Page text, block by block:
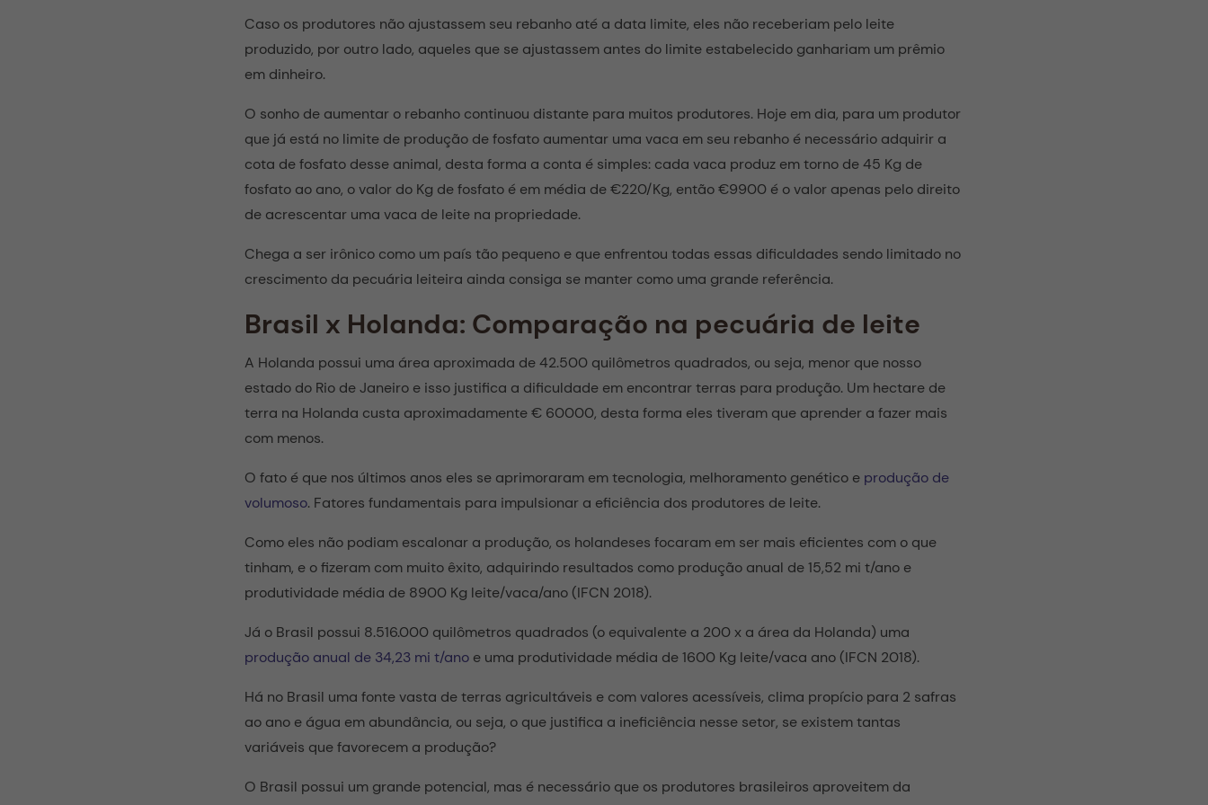
Caso os produtores não ajustassem seu rebanho até a data limite, eles não receberiam pelo leite
produzido, por outro lado, aqueles que se ajustassem antes do limite estabelecido ganhariam um prêmio
em dinheiro.
O sonho de aumentar o rebanho continuou distante para muitos produtores. Hoje em dia, para um produtor
que já está no limite de produção de fosfato aumentar uma vaca em seu rebanho é necessário adquirir a
cota de fosfato desse animal, desta forma a conta é simples: cada vaca produz em torno de 45 Kg de
fosfato ao ano, o valor do Kg de fosfato é em média de €220/Kg, então €9900 é o valor apenas pelo direito
de acrescentar uma vaca de leite na propriedade.
Chega a ser irônico como um país tão pequeno e que enfrentou todas essas dificuldades sendo limitado no
crescimento da pecuária leiteira ainda consiga se manter como uma grande referência.
Brasil x Holanda: Comparação na pecuária de leite
A Holanda possui uma área aproximada de 42.500 quilômetros quadrados, ou seja, menor que nosso
estado do Rio de Janeiro e isso justifica a dificuldade em encontrar terras para produção. Um hectare de
terra na Holanda custa aproximadamente € 60000, desta forma eles tiveram que aprender a fazer mais
com menos.
O fato é que nos últimos anos eles se aprimoraram em tecnologia, melhoramento genético e produção de
volumoso. Fatores fundamentais para impulsionar a eficiência dos produtores de leite.
Como eles não podiam escalonar a produção, os holandeses focaram em ser mais eficientes com o que
tinham, e o fizeram com muito êxito, adquirindo resultados como produção anual de 15,52 mi t/ano e
produtividade média de 8900 Kg leite/vaca/ano (IFCN 2018).
Já o Brasil possui 8.516.000 quilômetros quadrados (o equivalente a 200 x a área da Holanda) uma
produção anual de 34,23 mi t/ano e uma produtividade média de 1600 Kg leite/vaca ano (IFCN 2018).
Há no Brasil uma fonte vasta de terras agricultáveis e com valores acessíveis, clima propício para 2 safras
ao ano e água em abundância, ou seja, o que justifica a ineficiência nesse setor, se existem tantas
variáveis que favorecem a produção?
O Brasil possui um grande potencial, mas é necessário que os produtores brasileiros aproveitem da